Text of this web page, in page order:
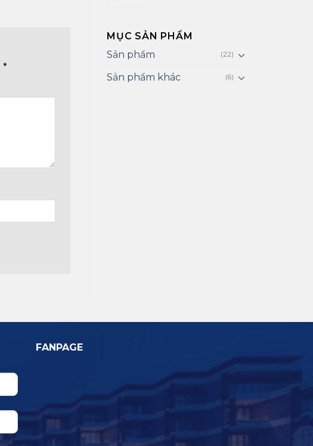
*
MỤC SẢN PHẨM
Sản phẩm
(22)
Sản phẩm khác (6)
FANPAGE